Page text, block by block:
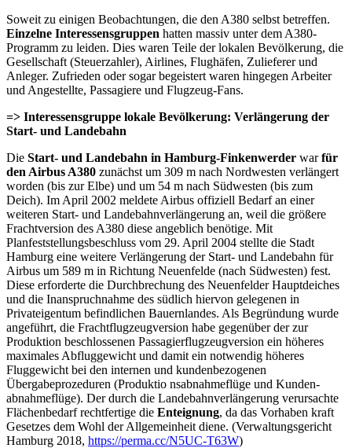
Soweit zu einigen Beobachtungen, die den A380 selbst betreffen.
Einzelne Interessensgruppen hatten massiv unter dem A380-
Programm zu leiden. Dies waren Teile der lokalen Bevölkerung, die
Gesellschaft (Steuerzahler), Airlines, Flughäfen, Zulieferer und
Anleger. Zufrieden oder sogar begeistert waren hingegen Arbeiter
und Angestellte, Passagiere und Flugzeug-Fans.
=> Interessensgruppe lokale Bevölkerung: Verlängerung der
Start- und Landebahn
Die Start- und Landebahn in Hamburg-Finkenwerder warfür
den Airbus A380 zunächst um 309 m nach Nordwesten verlängert
worden (bis zur Elbe) und um 54 m nach Südwesten (bis zum
Deich). Im April 2002 meldete Airbus offiziell Bedarf an einer
weiteren Start- und Landebahnverlängerung an, weil die größere
Frachtversion des A380 diese angeblich benötige. Mit
Planfeststellungsbeschluss vom 29. April 2004 stellte die Stadt
Hamburg eine weitere Verlängerung der Start- und Landebahn für
Airbus um 589 m in Richtung Neuenfelde (nach Südwesten) fest.
Diese erforderte die Durchbrechung des Neuenfelder Hauptdeiches
und die Inanspruchnahme des südlich hiervon gelegenen in
Privateigentum befindlichen Bauernlandes. Als Begründung wurde
angeführt, die Frachtflugzeugversion habe gegenüber der zur
Produktion beschlossenen Passagierflugzeugversion ein höheres
maximales Abfluggewicht und damit ein notwendig höheres
Fluggewicht bei den internen und kundenbezogenen
Übergabeprozeduren (Produktio nsabnahmeflüge und Kunden-
abnahmeflüge). Der durch die Landebahnverlängerung verursachte
Flächenbedarf rechtfertige die Enteignung, da das Vorhaben kraft
Gesetzes dem Wohl der Allgemeinheit diene. (Verwaltungsgericht
Hamburg 2018, https://perma.cc/N5UC-T63W)